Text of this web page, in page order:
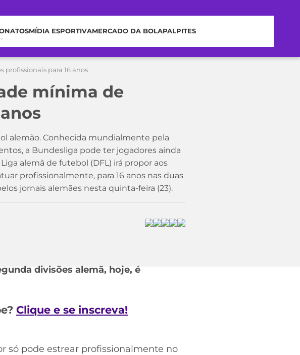
MÍDIA ESPORTIVAMERCADO DA BOLAPALPITES
para 16 anos
mínima de
alemão. Conhecida mundialmente pela
a Bundesliga pode ter jogadores ainda
alemã de futebol (DFL) irá propor aos
profissionalmente, para 16 anos nas duas
jornais alemães nesta quinta-feira (23).
divisões alemã, hoje, é
Clique e se inscreva!
só pode estrear profissionalmente no